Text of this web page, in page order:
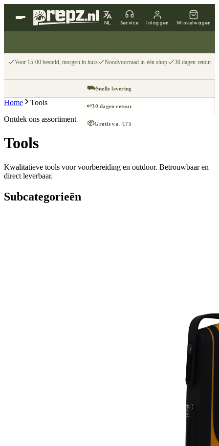
NL Service Inloggen Winkelwagen
Voor 15:00 besteld, morgen in huis Noodvoorraad in één shop 30 dagen retour
⛟Snelle levering
↩30 dagen retour
📦Gratis v.a. €75
Home
Tools
Ontdek ons assortiment
Tools
Kwalitatieve tools voor voorbereiding en outdoor. Betrouwbaar en
direct leverbaar.
Subcategorieën